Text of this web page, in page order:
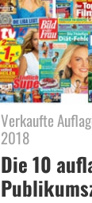
Verkaufte
2018
Die 10